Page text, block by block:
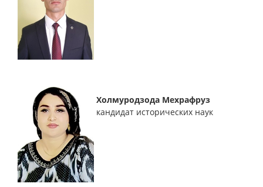
Холмуродзода Мехрафруз
кандидат исторических наук